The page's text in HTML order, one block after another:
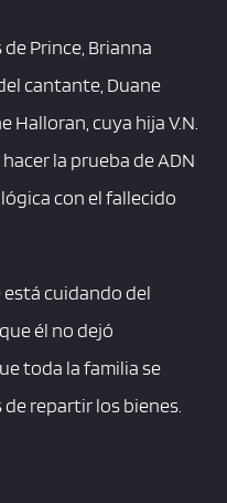
Prince, Brianna
cantante, Duane
Halloran, cuya hija V.N.
la prueba de ADN
con el fallecido
está cuidando del
él no dejó
toda la familia se
repartir los bienes.